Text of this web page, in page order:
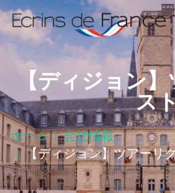
【ディジョン
ス
ホーム
会社情報
【ディジョン】ツアーリ